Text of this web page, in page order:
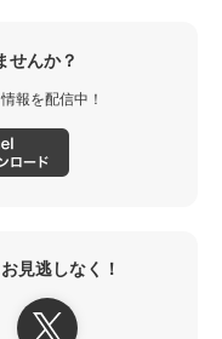
せんか？
報を配信中！
見逃しなく！